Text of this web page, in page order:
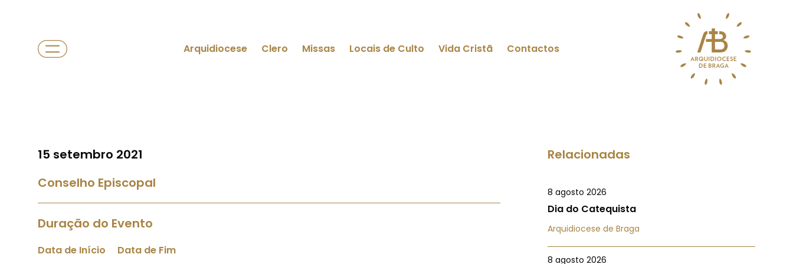
Arquidiocese Clero Missas Locais de Culto Vida Cristã Contactos
15 setembro 2021
Conselho Episcopal
Duração do Evento
Data de Início Data de Fim
Relacionadas
8 agosto 2026
Dia do Catequista
Arquidiocese de Braga
8 agosto 2026